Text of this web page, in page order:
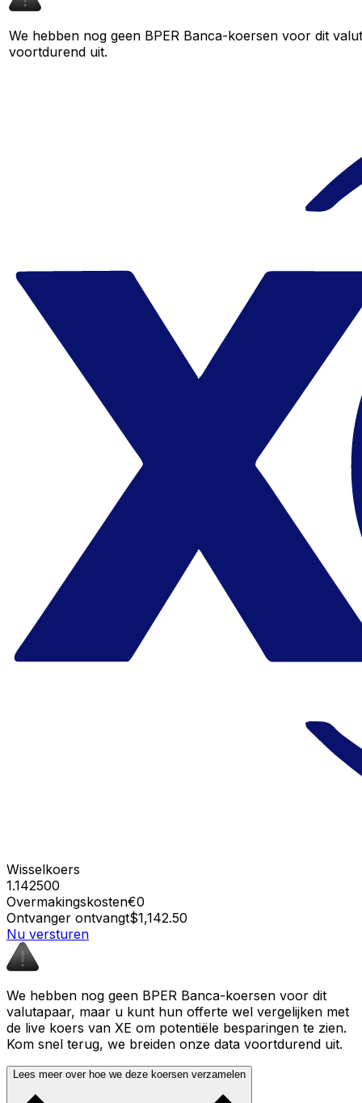
We hebben nog geen BPER Banca-koersen voor dit
voortdurend uit.
Wisselkoers
1.142500
Overmakingskosten€0
Ontvanger ontvangt$1,142.50
Nu versturen
We hebben nog geen BPER Banca-koersen voor dit
valutapaar, maar u kunt hun offerte wel vergelijken met
de live koers van XE om potentiële besparingen te zien.
Kom snel terug, we breiden onze data voortdurend uit.
Lees meer over hoe we deze koersen verzamelen